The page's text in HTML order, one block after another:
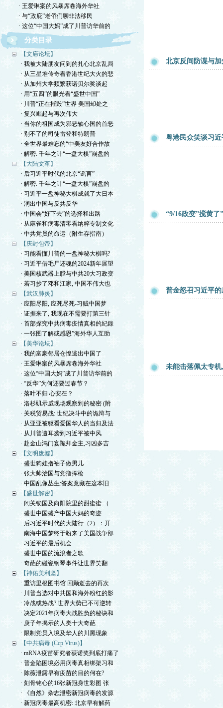
· 王爱琳案的风暴席卷海外华社
· 与“政庇”老侨们聊非法移民
· 这位“中国大妈”成了川普访华前的
分类目录
【文庙论坛】
· 我被大陆朋友问到的扎心北京乱局
· 从三星堆传奇看香港世纪大火的悲
· 从加州大学频繁获诺贝尔奖谈起
· 用“五四”的眼光看“盛世中国”
· 川普“正在摧毁”世界 美国却处之
· 复兴崛起与再次伟大
· 当你的祖国成为邪恶轴心国的首恶
· 别不了的司徒雷登和特朗普
· 全世界最难忘的“中美友好合作故
· 解密: 千年之计“一盘大棋”崩盘的
【大陆文革】
· 后习近平时代的北京“谣言”
· 解密: 千年之计“一盘大棋”崩盘的
· 习近平一盘神秘大棋成就了大日本
· 润出中国与反共反华
· 中国会“好下去”的选择和出路
· 从麻雀和病毒清零看纳粹专制文化
· 中共党员的命运（附生存指南）
【庆封包帝】
· 习能看懂川普的一盘神秘大棋吗?
· 习近平借毛尸还魂的2024新年展望
· 美国核武器上膛与中共20大习政变
· 若习抄了邓和江家, 中国不伟大也
【武汉肺炎】
· 应阳尽阳, 应死尽死-习贼中国梦
· 证据来了, 我现在不需要打第三针
· 首部探究中共病毒疫情真相的紀錄
· 一张图了解或感恩”海外华人互助
【美华论坛】
· 我的富豪邻居仓惶逃出中国了
· 王爱琳案的风暴席卷海外华社
· 这位“中国大妈”成了川普访华前的
· “反华”为何还要过春节？
· 落叶不归 心安在？
· 洛杉矶示威现场观察到的秘密 (附
· 关税贸易战: 世纪决斗中的诡辩与
· 从亚亚被驱看爱国华人的当归及法
· 从川普遭耳袭到习近平被中风
· 赴金山鸿门宴跪拜金主,习凶多吉
【文明废墟】
· 盛世狗娃撸袖子做男儿
· 张大帅治国与党指挥枪
· 中国乱像丛生:答案竟藏在这本旧
【盛世解密】
· 闭关锁国及向阳院里的甜蜜蜜 （
· 盛世中国盛产中国大妈的奇迹
· 后习近平时代的大陆行（2）：开
· 南海中国梦终于盼来了美国战争部
· 习近平的最后机会
· 盛世中国的流浪者之歌
· 奇葩的碰瓷钢琴事件让世界笑翻
【神佑美利坚】
· 重访里根图书馆 回顾逝去的再次
· 川普当选对中共国和海外粉红的影
· 冷战或热战? 世界大势已不可逆转
· 决定2021年病毒大战胜负的秘诀和
· 庚子年揭示的人类十大奇葩
· 限制党员入境及华人的川黑现象
【中共病毒 (Ccp Virus)】
· mRNA疫苗研究者获诺奖到底打痛了
· 普金陷困境必用病毒真相绑架习和
· 陈薇泄露早有疫苗的目的何在?
· 刻骨铭心的16张新冠身世彩图 张
· 《自然》杂志泄密新冠病毒的发源
· 新冠病毒最高机密: 北京早有解药
北京反间防谍与
粤港民众笑谈习
“9/16政变”搅黄了
普金怒召习近平
未能击落佩太专